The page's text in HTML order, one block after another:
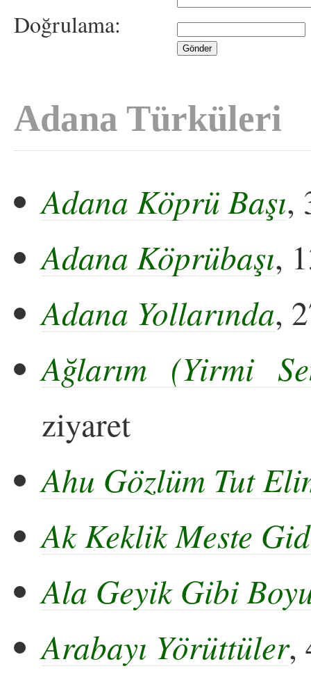
Doğrulama:
Adana Türküleri
Adana Köprü Başı,
Adana Köprübaşı,
Adana Yollarında,
Ağlarım (Yirmi
ziyaret
Ahu Gözlüm Tut
Ak Keklik Meste
Ala Geyik Gibi
Arabayı Yörüttüler,